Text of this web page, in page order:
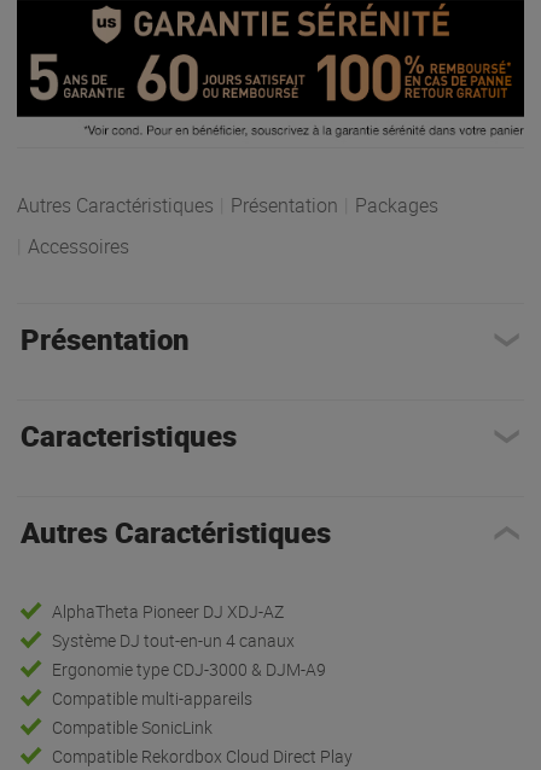
Autres Caractéristiques Présentation
Packages
Accessoires
Présentation
Caracteristiques
Autres Caractéristiques
AlphaTheta Pioneer DJ XDJ-AZ
Système DJ tout-en-un 4 canaux
Ergonomie type CDJ-3000 & DJM-A9
Compatible multi-appareils
Compatible SonicLink
Compatible Rekordbox Cloud Direct Play